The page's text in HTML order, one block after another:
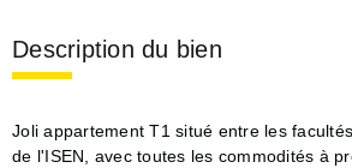
Description du bien
Joli appartement T1 situé entre les
de l'ISEN, avec toutes les commodités à